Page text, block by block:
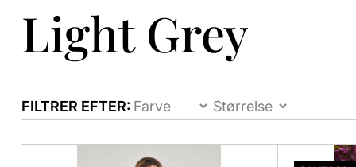
Light Grey
FILTRER EFTER:
Dette